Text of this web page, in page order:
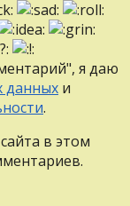
я даю
данных и
.
в этом